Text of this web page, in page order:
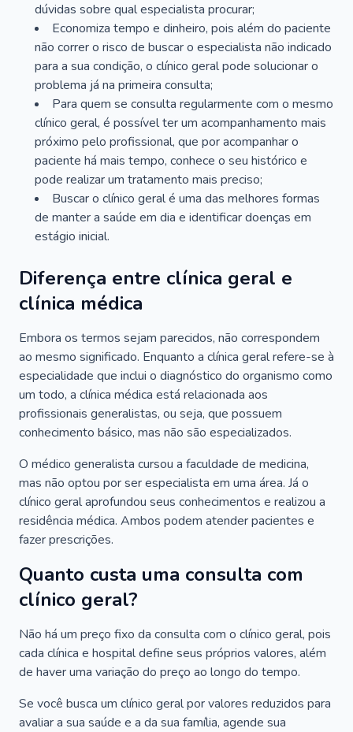
dúvidas sobre qual especialista procurar;
Economiza tempo e dinheiro, pois além do paciente
não correr o risco de buscar o especialista não indicado
para a sua condição, o clínico geral pode solucionar o
problema já na primeira consulta;
Para quem se consulta regularmente com o mesmo
clínico geral, é possível ter um acompanhamento mais
próximo pelo profissional, que por acompanhar o
paciente há mais tempo, conhece o seu histórico e
pode realizar um tratamento mais preciso;
Buscar o clínico geral é uma das melhores formas
de manter a saúde em dia e identificar doenças em
estágio inicial.
Diferença entre clínica geral e
clínica médica
Embora os termos sejam parecidos, não correspondem
ao mesmo significado. Enquanto a clínica geral refere-se à
especialidade que inclui o diagnóstico do organismo como
um todo, a clínica médica está relacionada aos
profissionais generalistas, ou seja, que possuem
conhecimento básico, mas não são especializados.
O médico generalista cursou a faculdade de medicina,
mas não optou por ser especialista em uma área. Já o
clínico geral aprofundou seus conhecimentos e realizou a
residência médica. Ambos podem atender pacientes e
fazer prescrições.
Quanto custa uma consulta com
clínico geral?
Não há um preço fixo da consulta com o clínico geral, pois
cada clínica e hospital define seus próprios valores, além
de haver uma variação do preço ao longo do tempo.
Se você busca um clínico geral por valores reduzidos para
avaliar a sua saúde e a da sua família, agende sua